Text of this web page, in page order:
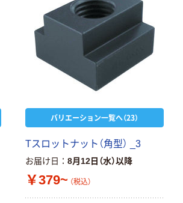
バリエーション一覧へ（23）
Tスロットナット（角型） _3
お届け日 8月12日（水）以降
￥379~ （税込）